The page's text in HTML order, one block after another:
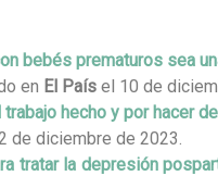
bebés prematuros sea
en El País el 10 de
hecho y por hacer
de diciembre de 2023.
tratar la depresión